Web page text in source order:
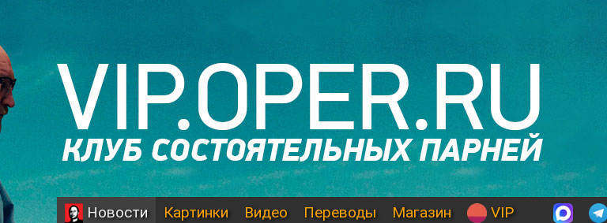
Новости Картинки Видео Переводы Магазин VIP